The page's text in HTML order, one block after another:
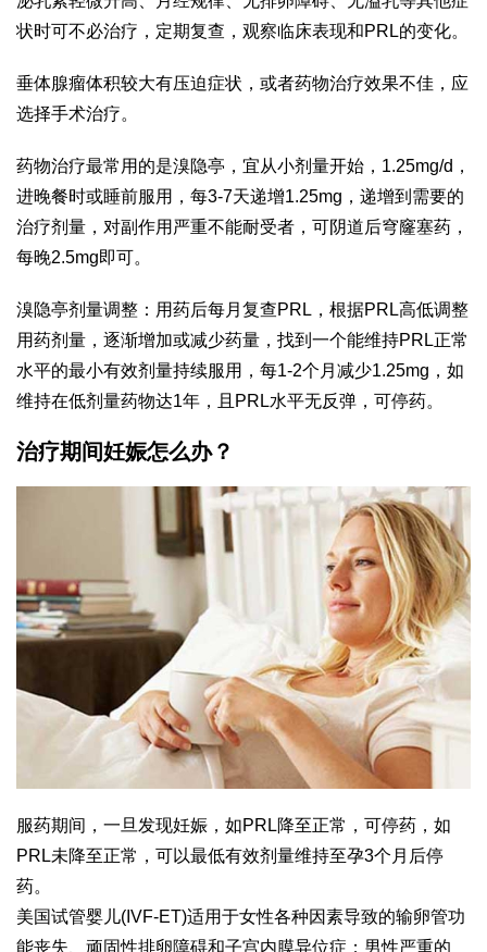
状时可不必治疗，定期复查，观察临床表现和PRL的变化。
垂体腺瘤体积较大有压迫症状，或者药物治疗效果不佳，应
选择手术治疗。
药物治疗最常用的是溴隐亭，宜从小剂量开始，1.25mg/d，
进晚餐时或睡前服用，每3-7天递增1.25mg，递增到需要的
治疗剂量，对副作用严重不能耐受者，可阴道后穹窿塞药，
每晚2.5mg即可。
溴隐亭剂量调整：用药后每月复查PRL，根据PRL高低调整
用药剂量，逐渐增加或减少药量，找到一个能维持PRL正常
水平的最小有效剂量持续服用，每1-2个月减少1.25mg，如
维持在低剂量药物达1年，且PRL水平无反弹，可停药。
治疗期间妊娠怎么办？
服药期间，一旦发现妊娠，如PRL降至正常，可停药，如
PRL未降至正常，可以最低有效剂量维持至孕3个月后停
药。
美国试管婴儿(IVF-ET)适用于女性各种因素导致的输卵管功
能丧失、顽固性排卵障碍和子宫内膜异位症；男性严重的